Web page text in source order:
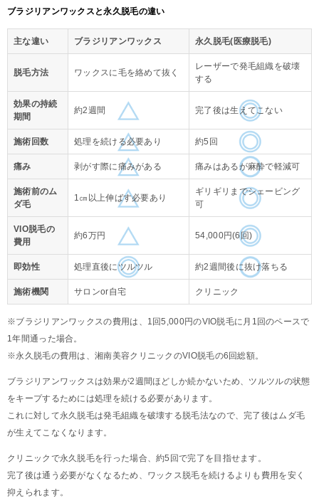
ブラジリアンワックスと永久脱毛の違い
主な違い ブラジリアンワックス 永久脱毛(医療脱毛)
脱毛方法 ワックスに毛を絡めて抜く
レーザーで発毛組織を破壊
する
効果の持続
期間
約2週間 完了後は生えてこない
施術回数 処理を続ける必要あり 約5回
痛み 剥がす際に痛みがある 痛みはあるが麻酔で軽減可
施術前のム
ダ毛
1㎝以上伸ばす必要あり
ギリギリまでシェービング
可
VIO脱毛の
費用
約6万円 54,000円(6回)
即効性 処理直後にツルツル 約2週間後に抜け落ちる
施術機関 サロンor自宅 クリニック
※ブラジリアンワックスの費用は、1回5,000円のVIO脱毛に月1回のペースで
1年間通った場合。
※永久脱毛の費用は、湘南美容クリニックのVIO脱毛の6回総額。
ブラジリアンワックスは効果が2週間ほどしか続かないため、ツルツルの状態
をキープするためには処理を続ける必要があります。
これに対して永久脱毛は発毛組織を破壊する脱毛法なので、完了後はムダ毛
が生えてこなくなります。
クリニックで永久脱毛を行った場合、約5回で完了を目指せます。
完了後は通う必要がなくなるため、ワックス脱毛を続けるよりも費用を安く
抑えられます。